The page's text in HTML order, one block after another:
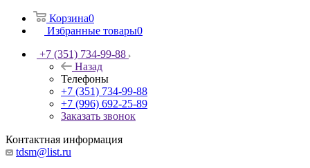
Корзина0
Избранные товары0
+7 (351) 734-99-88
Назад
Телефоны
+7 (351) 734-99-88
+7 (996) 692-25-89
Заказать звонок
Контактная информация
tdsm@list.ru